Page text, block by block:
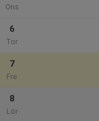
Ons
6
Tor
7
Fre
8
Lör